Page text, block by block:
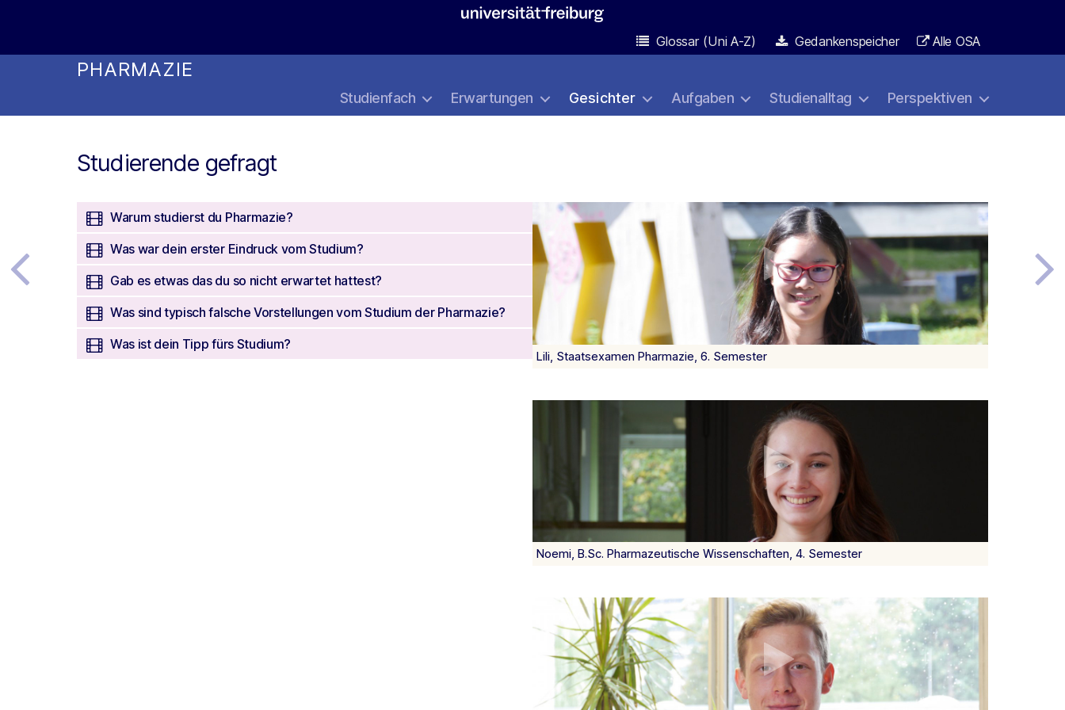
Glossar (Uni A-Z) Gedankenspeicher Alle OSA
PHARMAZIE
Studienfach Erwartungen Gesichter Aufgaben Studienalltag Perspektiven
Studierende gefragt
Warum studierst du Pharmazie?
Was war dein erster Eindruck vom Studium?
Gab es etwas das du so nicht erwartet hattest?
Was sind typisch falsche Vorstellungen vom Studium der Pharmazie?
Was ist dein Tipp fürs Studium?
Lili, Staatsexamen Pharmazie, 6. Semester
Noemi, B.Sc. Pharmazeutische Wissenschaften, 4. Semester